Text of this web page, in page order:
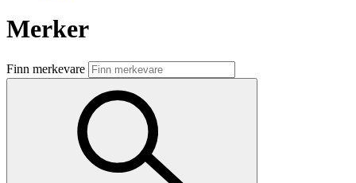
Butikker
Mat og drikke
Aktiviteter
Merker
Finn merkevare